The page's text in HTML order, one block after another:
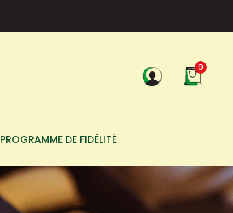
0
PROGRAMME DE FIDÉLITÉ